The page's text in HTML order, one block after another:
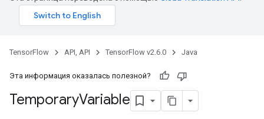
TensorFlow API, API TensorFlow v2.6.0 Java
Эта информация оказалась полезной?
TemporaryVariable